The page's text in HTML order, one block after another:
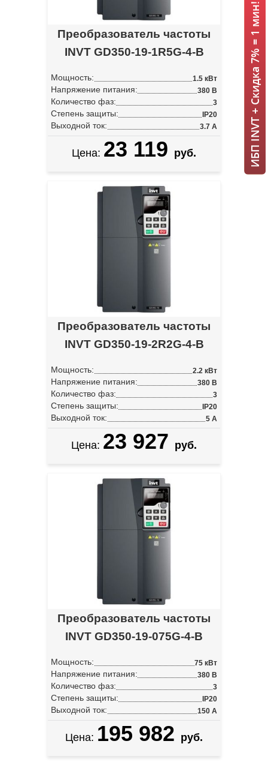
Преобразователь частоты
INVT GD350-19-1R5G-4-B
Мощность: 1.5 кВт
Напряжение питания: 380 В
Количество фаз: 3
Степень защиты: IP20
Выходной ток: 3.7 А
Цена: 23 119 руб.
Преобразователь частоты
INVT GD350-19-2R2G-4-B
Мощность: 2.2 кВт
Напряжение питания: 380 В
Количество фаз: 3
Степень защиты: IP20
Выходной ток: 5 А
Цена: 23 927 руб.
Преобразователь частоты
INVT GD350-19-075G-4-B
Мощность: 75 кВт
Напряжение питания: 380 В
Количество фаз: 3
Степень защиты: IP20
Выходной ток: 150 А
Цена: 195 982 руб.
ИБП INVT + Скидка 7% = 1 мин!